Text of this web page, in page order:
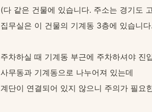
(다 같은 건물에 있습니다. 주소는 경기도
집무실은 이 건물의 기계동 3층에 있습니다.
주차하실 때 기계동 부근에 주차하셔야 진
사무동과 기계동으로 나누어져 있는데
계단이 연결되어 있지 않으니 주의가 필요